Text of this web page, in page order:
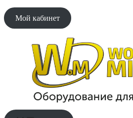
Мой кабинет